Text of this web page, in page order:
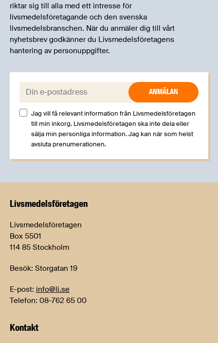
riktar sig till alla med ett intresse för
livsmedelsföretagande och den svenska
livsmedelsbranschen. När du anmäler dig till vårt
nyhetsbrev godkänner du Livsmedelsföretagens
hantering av personuppgifter.
E-post:
Jag vill få relevant information från Livsmedelsföretagen
till min inkorg. Livsmedelsföretagen ska inte dela eller
sälja min personliga information. Jag kan när som helst
avsluta prenumerationen.
Livsmedels­företagen
Livsmedelsföretagen
Box 5501
114 85 Stockholm
Besök: Storgatan 19
E-post: info@li.se
Telefon: 08-762 65 00
Kontakt